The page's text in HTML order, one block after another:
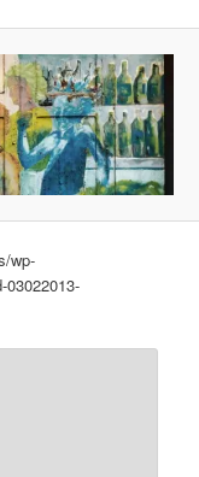
wp-
03022013-